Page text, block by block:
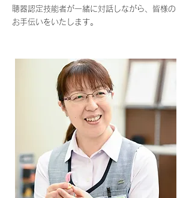
聴器認定技能者が一緒に対話しながら、皆様の
お手伝いをいたします。